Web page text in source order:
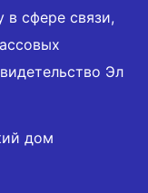
в сфере связи,
Эл
дом